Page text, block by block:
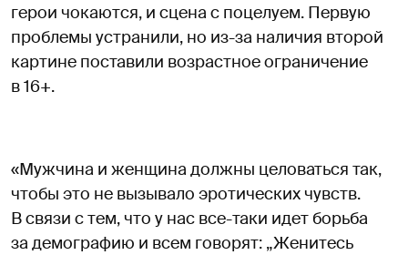
герои чокаются, и сцена с поцелуем. Первую
проблемы устранили, но из-за наличия второй
картине поставили возрастное ограничение
в 16+.
«Мужчина и женщина должны целоваться так,
чтобы это не вызывало эротических чувств.
В связи с тем, что у нас все-таки идет борьба
за демографию и всем говорят: „Женитесь